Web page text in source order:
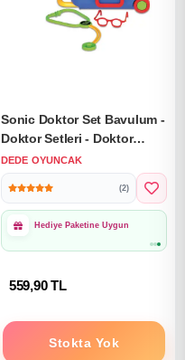
Sonic Doktor Set Bavulum -
Doktor Setleri - Doktor
Oyuncak Seti
DEDE OYUNCAK
(2)
Hediye Paketine Uygun
559,90 TL
Stokta Yok